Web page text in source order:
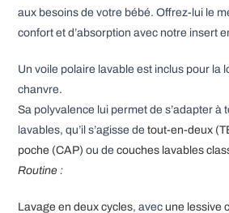
aux besoins de votre bébé. Offrez-lui le
confort et d’absorption avec notre insert
Un voile polaire lavable est inclus pour la
chanvre.
Sa polyvalence lui permet de s’adapter à
lavables, qu’il s’agisse detout-en-deux
poche (CAP) ou decouches lavables
Routine :
Lavage en deux cycles, avec une lessive